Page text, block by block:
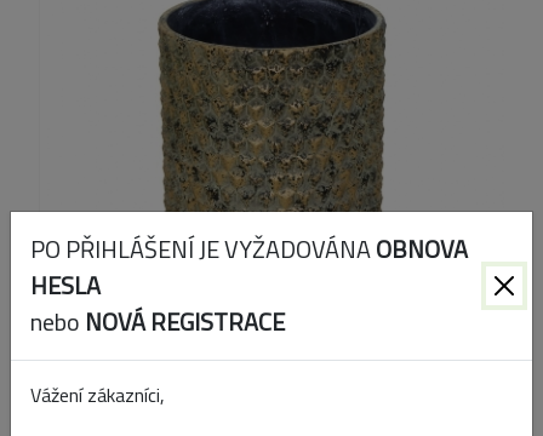
Kód produktu:
PO PŘIHLÁŠENÍ JE VYŽADOVÁNAOBNOVA
HESLA
nebo NOVÁ REGISTRACE
Vážení zákazníci,